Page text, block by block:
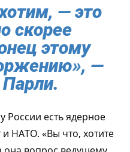
— это
скорее
этому
—
России есть ядерное
НАТО. «Вы что, хотите